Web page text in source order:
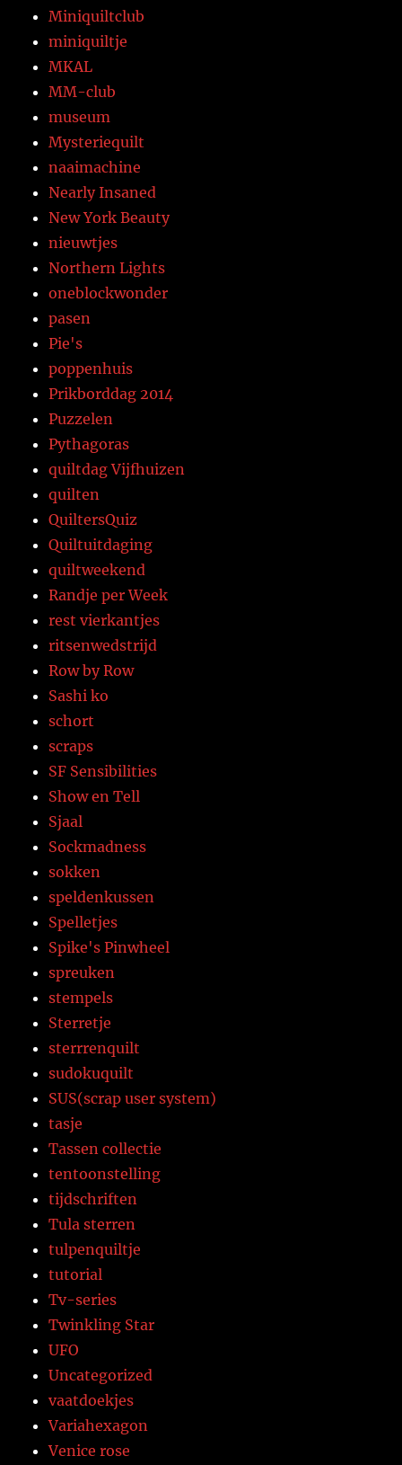
Miniquiltclub
miniquiltje
MKAL
MM-club
museum
Mysteriequilt
naaimachine
Nearly Insaned
New York Beauty
nieuwtjes
Northern Lights
oneblockwonder
pasen
Pie's
poppenhuis
Prikborddag 2014
Puzzelen
Pythagoras
quiltdag Vijfhuizen
quilten
QuiltersQuiz
Quiltuitdaging
quiltweekend
Randje per Week
rest vierkantjes
ritsenwedstrijd
Row by Row
Sashi ko
schort
scraps
SF Sensibilities
Show en Tell
Sjaal
Sockmadness
sokken
speldenkussen
Spelletjes
Spike's Pinwheel
spreuken
stempels
Sterretje
sterrrenquilt
sudokuquilt
SUS(scrap user system)
tasje
Tassen collectie
tentoonstelling
tijdschriften
Tula sterren
tulpenquiltje
tutorial
Tv-series
Twinkling Star
UFO
Uncategorized
vaatdoekjes
Variahexagon
Venice rose